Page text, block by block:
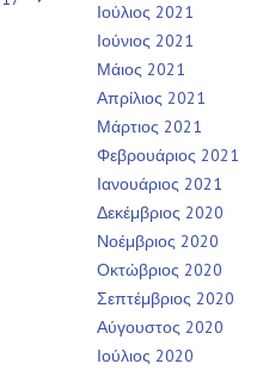
Ιούλιος 2021
Ιούνιος 2021
Μάιος 2021
Απρίλιος 2021
Μάρτιος 2021
Φεβρουάριος 2021
Ιανουάριος 2021
Δεκέμβριος 2020
Νοέμβριος 2020
Οκτώβριος 2020
Σεπτέμβριος 2020
Αύγουστος 2020
Ιούλιος 2020